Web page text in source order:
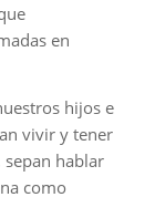
en
hijos e
vivir y tener
hablar
como